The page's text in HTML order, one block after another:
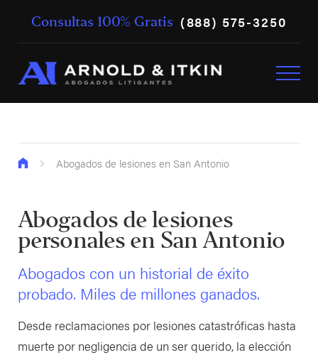
Consultas 100% Gratis (888) 575-3250
Abogados de lesiones en San Antonio
Abogados de lesiones
personales en San Antonio
Abogados con un historial de éxito
probado. Miles de millones ganados.
Desde reclamaciones por lesiones catastróficas hasta
muerte por negligencia de un ser querido, la elección